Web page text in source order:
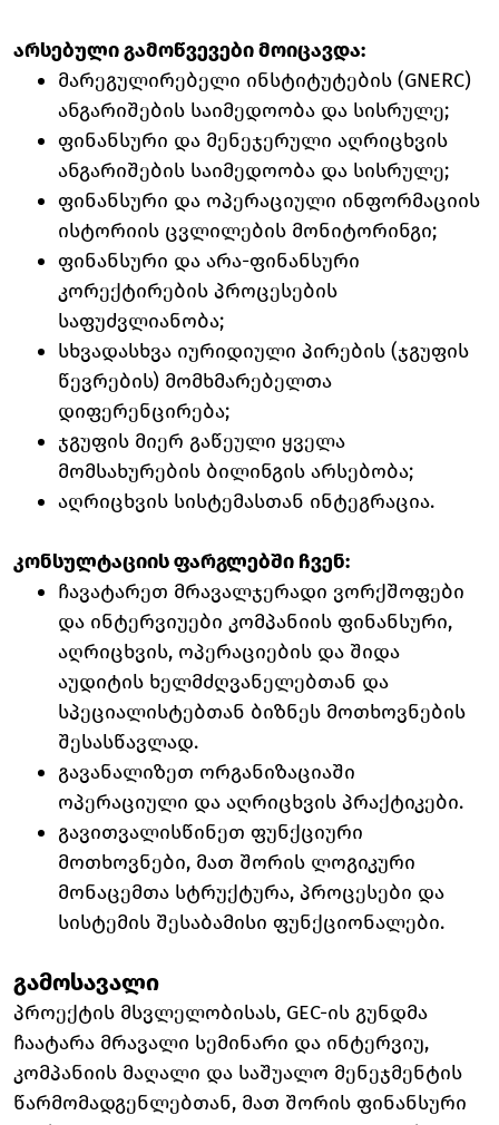
არსებული გამოწვევები მოიცავდა:
მარეგულირებელი ინსტიტუტების (GNERC)
ანგარიშების საიმედოობა და სისრულე;
ფინანსური და მენეჯერული აღრიცხვის
ანგარიშების საიმედოობა და სისრულე;
ფინანსური და ოპერაციული ინფორმაციის
ისტორიის ცვლილების მონიტორინგი;
ფინანსური და არა-ფინანსური
კორექტირების პროცესების
საფუძვლიანობა;
სხვადასხვა იურიდიული პირების (ჯგუფის
წევრების) მომხმარებელთა
დიფერენცირება;
ჯგუფის მიერ გაწეული ყველა
მომსახურების ბილინგის არსებობა;
აღრიცხვის სისტემასთან ინტეგრაცია.
კონსულტაციის ფარგლებში ჩვენ:
ჩავატარეთ მრავალჯერადი ვორქშოფები
და ინტერვიუები კომპანიის ფინანსური,
აღრიცხვის, ოპერაციების და შიდა
აუდიტის ხელმძღვანელებთან და
სპეციალისტებთან ბიზნეს მოთხოვნების
შესასწავლად.
გავანალიზეთ ორგანიზაციაში
ოპერაციული და აღრიცხვის პრაქტიკები.
გავითვალისწინეთ ფუნქციური
მოთხოვნები, მათ შორის ლოგიკური
მონაცემთა სტრუქტურა, პროცესები და
სისტემის შესაბამისი ფუნქციონალები.
გამოსავალი
პროექტის მსვლელობისას, GEC-ის გუნდმა
ჩაატარა მრავალი სემინარი და ინტერვიუ,
კომპანიის მაღალი და საშუალო მენეჯმენტის
წარმომადგენლებთან, მათ შორის ფინანსური